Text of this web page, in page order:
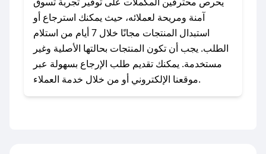
للحصول على كوبونات وخصومات حصرية، قم بما
يلي:
في تطبيق صحصح.
- تابع حسابنا الرسمي على تويتر وقم بتفعيل زر
آمنة ومريحة لعملائه، حيث يمكنك استرجاع أو
استبدال المنتجات مجانًا خلال 7 أيام من استلام
الطلب. يجب أن تكون المنتجات بحالتها الأصلية وغير
مستخدمة. يمكنك تقديم طلب الإرجاع بسهولة عبر
موقعنا الإلكتروني أو من خلال خدمة العملاء.